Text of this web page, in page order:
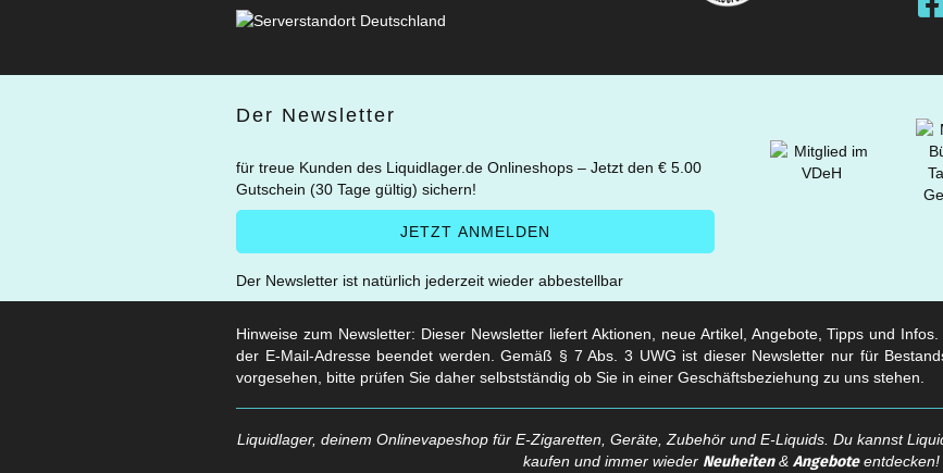
Der Newsletter
für treue Kunden des Liquidlager.de Onlineshops – Jetzt den € 5.00
Gutschein (30 Tage gültig) sichern!
Der Newsletter ist natürlich jederzeit wieder abbestellbar
Hinweise zum Newsletter: Dieser Newsletter liefert Aktionen, neue Artikel, Angebote, Tipps und
der E-Mail-Adresse beendet werden. Gemäß § 7 Abs. 3 UWG ist dieser Newsletter nur für
vorgesehen, bitte prüfen Sie daher selbstständig ob Sie in einer Geschäftsbeziehung zu uns stehen.
Liquidlager, deinem Onlinevapeshop für E-Zigaretten, Geräte, Zubehör und E-Liquids. Du kannst
kaufen und immer wieder Neuheiten& Angeboteentdecken!